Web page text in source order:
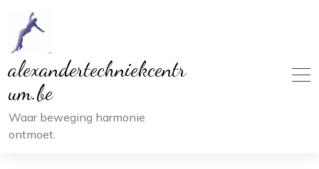
inhoud
alexandertechniekcentr
um.be
Waar beweging harmonie
ontmoet.